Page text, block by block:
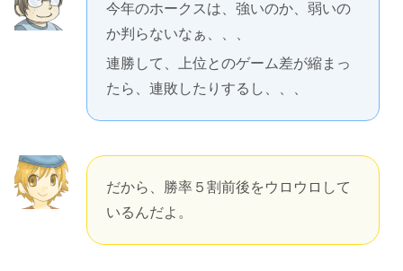
今年のホークスは、強いのか、弱いの
か判らないなぁ、、、
連勝して、上位とのゲーム差が縮まっ
たら、連敗したりするし、、、
だから、勝率５割前後をウロウロして
いるんだよ。